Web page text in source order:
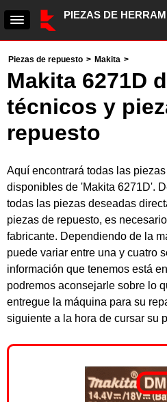
PIEZAS DE
Piezas de repuesto > Makita >
Makita 6271D
técnicos y
repuesto
Aquí encontrará todas las
disponibles de 'Makita 6271D'.
todas las piezas deseadas
piezas de repuesto, es
fabricante. Dependiendo de la
puede variar entre una y cuatro
información que tenemos está
podremos aconsejarle sobre lo
entregue la máquina para su
siguiente a la hora de cursar su